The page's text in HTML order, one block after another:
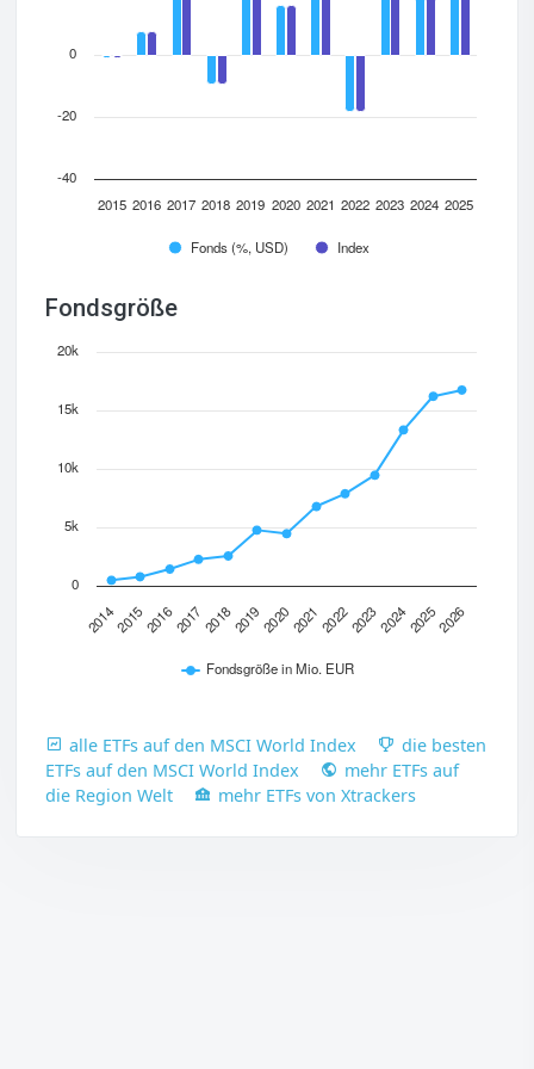
Fonds (%, USD) Index
2015 2016 2017 2018 2019 2020 2021 2022 2023 2024 2025
-40
-20
0
Fondsgröße
Fondsgröße in Mio. EUR
2014201520162017201820192020202120222023202420252026
0
5k
10k
15k
20k
alle ETFs auf den MSCI World Index
die besten
ETFs auf den MSCI World Index
mehr ETFs auf
die Region Welt
mehr ETFs von Xtrackers